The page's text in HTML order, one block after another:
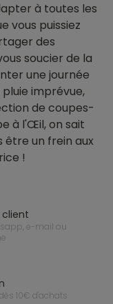
à toutes les
vous puissiez
des
soucier de la
une journée
imprévue,
de coupes-
à l'Œil, on sait
être un frein aux
!
client
10€ d'achats